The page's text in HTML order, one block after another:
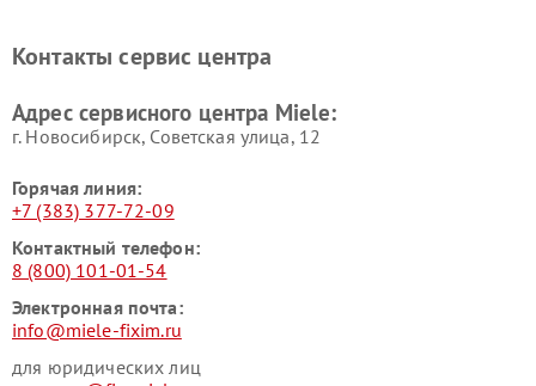
Miele
Miele
пылесосов Miele
Контакты сервис центра
Адрес сервисного центра Miele:
г. Новосибирск, Советская улица, 12
Горячая линия:
+7 (383) 377-72-09
Контактный телефон:
8 (800) 101-01-54
Электронная почта:
info@miele-fixim.ru
для юридических лиц